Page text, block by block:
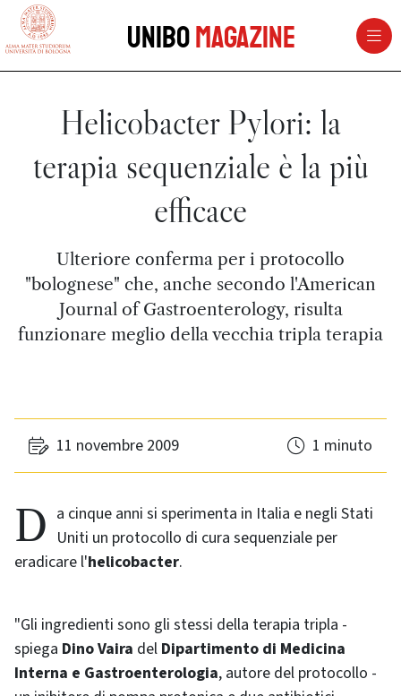
vai al contenuto della pagina
UniboMagazine
Helicobacter Pylori: la
terapia sequenziale è la più
efficace
Ulteriore conferma per i protocollo
"bolognese" che, anche secondo l'American
Journal of Gastroenterology, risulta
funzionare meglio della vecchia tripla terapia
11 novembre 2009 1 minuto
Da cinque anni si sperimenta in Italia e negli Stati Uniti un protocollo di cura sequenziale per
eradicare l'helicobacter.
"Gli ingredienti sono gli stessi della terapia tripla -
spiega Dino Vaira del Dipartimento di Medicina
Interna e Gastroenterologia, autore del protocollo -